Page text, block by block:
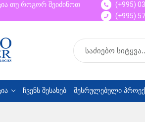
თუ როგორ შეიძინოთ
(+995)
(+995)
ჩვენს შესახებ შესრულებული